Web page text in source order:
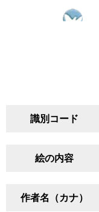
識別コード
絵の内容
作者名（カナ）